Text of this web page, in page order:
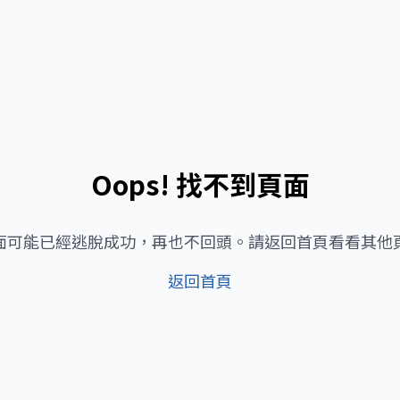
Oops! 找不到頁面
可能已經逃脫成功，再也不回頭。請返回首頁看看其他
返回首頁